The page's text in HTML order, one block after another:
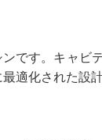
です。キャビ
適化された設